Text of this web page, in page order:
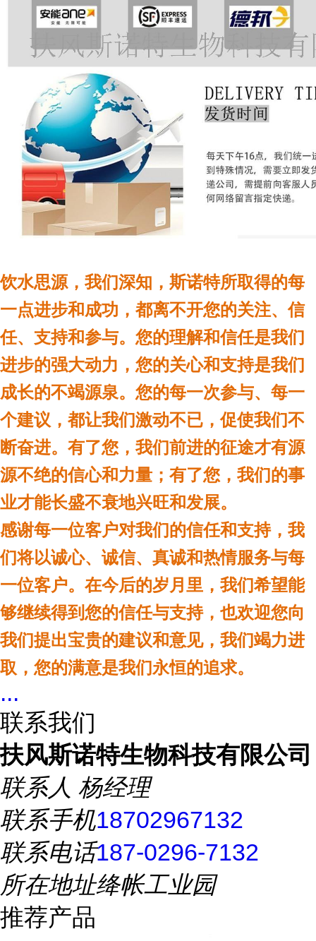
饮水思源，我们深知，斯诺特所取得的每
一点进步和成功，都离不开您的关注、信
任、支持和参与。您的理解和信任是我们
进步的强大动力，您的关心和支持是我们
成长的不竭源泉。您的每一次参与、每一
个建议，都让我们激动不已，促使我们不
断奋进。有了您，我们前进的征途才有源
源不绝的信心和力量；有了您，我们的事
业才能长盛不衰地兴旺和发展。
感谢每一位客户对我们的信任和支持，我
们将以诚心、诚信、真诚和热情服务与每
一位客户。在今后的岁月里，我们希望能
够继续得到您的信任与支持，也欢迎您向
我们提出宝贵的建议和意见，我们竭力进
取，您的满意是我们永恒的追求。
...
联系我们
扶风斯诺特生物科技有限公司
联系人 杨经理
联系手机18702967132
联系电话187-0296-7132
所在地址绛帐工业园
推荐产品